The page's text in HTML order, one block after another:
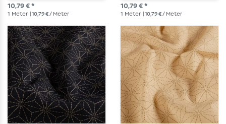
10,79 € *
1 Meter | 10,79 € / Meter
10,79 € *
1 Meter | 10,79 € / Meter